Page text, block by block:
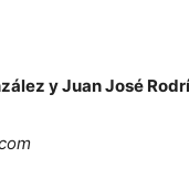
y Juan José